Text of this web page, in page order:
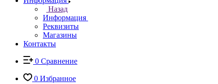
Назад
Информация
Реквизиты
Магазины
Контакты
0 Сравнение
0 Избранное